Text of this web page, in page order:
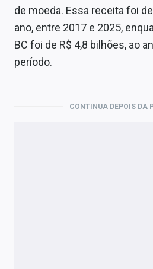
de moeda. Essa receita foi
ano, entre 2017 e 2025,
BC foi de R$ 4,8 bilhões, ao
período.
CONTINUA DEPOIS DA